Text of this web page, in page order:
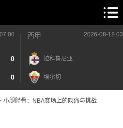
0
0
西甲 2026-08-18
拉科鲁尼亚
埃尔切
小腿胫骨：NBA赛场上的隐痛与挑战